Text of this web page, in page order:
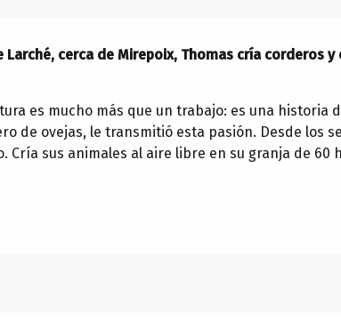
Larché, cerca de Mirepoix, Thomas cría corderos
es mucho más que un trabajo: es una historia
de ovejas, le transmitió esta pasión. Desde los
Cría sus animales al aire libre en su granja de 60